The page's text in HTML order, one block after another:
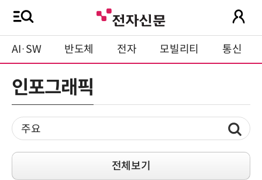
AI·SW 반도체 전자 모빌리티 통신
인포그래픽
전체보기